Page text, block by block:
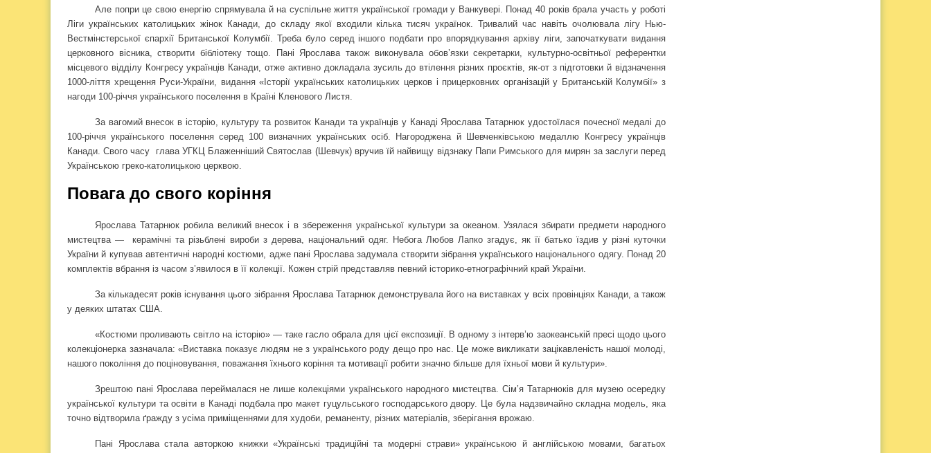
Але попри це свою енергію спрямувала й на суспільне життя української громади у Ванкувері. Понад 40 років брала участь у роботі
Ліги українських католицьких жінок Канади, до складу якої входили кілька тисяч українок. Тривалий час навіть очолювала лігу Нью-
Вестмінстерської єпархії Британської Колумбії. Треба було серед іншого подбати про впорядкування архіву ліги, започаткувати видання
церковного вісника, створити бібліотеку тощо. Пані Ярослава також виконувала обов’язки секретарки, культурно-освітньої референтки
місцевого відділу Конгресу українців Канади, отже активно докладала зусиль до втілення різних проєктів, як-от з підготовки й відзначення
1000-ліття хрещення Руси-України, видання «Історії українських католицьких церков і прицерковних організацій у Британській Колумбії» з
нагоди 100-річчя українського поселення в Країні Кленового Листя.
За вагомий внесок в історію, культуру та розвиток Канади та українців у Канаді Ярослава Татарнюк удостоїлася почесної медалі до
100-річчя українського поселення серед 100 визначних українських осіб. Нагороджена й Шевченківською медаллю Конгресу українців
Канади. Свого часу
глава УГКЦ Блаженніший Святослав (Шевчук) вручив їй найвищу відзнаку Папи Римського для мирян за заслуги перед
Українською греко-католицькою церквою.
Повага до свого коріння
Ярослава Татарнюк робила великий внесок і в збереження української культури за океаном. Узялася збирати предмети народного
мистецтва —
керамічні та різьблені вироби з дерева, національний одяг. Небога Любов Лапко згадує, як її батько їздив у різні куточки
України й купував автентичні народні костюми, адже пані Ярослава задумала створити зібрання українського національного одягу. Понад 20
комплектів вбрання із часом з’явилося в її колекції. Кожен стрій представляв певний історико-етнографічний край України.
За кількадесят років існування цього зібрання Ярослава Татарнюк демонструвала його на виставках у всіх провінціях Канади, а також
у деяких штатах США.
«Костюми проливають світло на історію» — таке гасло обрала для цієї експозиції. В одному з інтерв’ю заокеанській пресі щодо цього
колекціонерка зазначала: «Виставка показує людям не з українського роду дещо про нас. Це може викликати зацікавленість нашої молоді,
нашого покоління до поціновування, поважання їхнього коріння та мотивації робити значно більше для їхньої мови й культури».
Зрештою пані Ярослава переймалася не лише колекціями українського народного мистецтва. Сім’я Татарнюків для музею осередку
української культури та освіти в Канаді подбала про макет гуцульського господарського двору. Це була надзвичайно складна модель, яка
точно відтворила ґражду з усіма приміщеннями для худоби, реманенту, різних матеріалів, зберігання врожаю.
Пані Ярослава стала авторкою книжки «Українські традиційні та модерні страви» українською й англійською мовами, багатьох